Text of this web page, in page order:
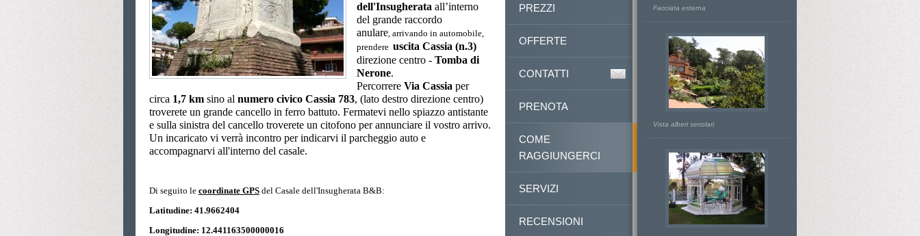
dell'Insugherata all’interno
del grande raccordo
anulare, arrivando in automobile,
prendere uscita Cassia (n.3)
direzione centro - Tomba di
Nerone.
Percorrere Via Cassia per
circa 1,7 km sino al numero civico Cassia 783, (lato destro direzione centro)
troverete un grande cancello in ferro battuto. Fermatevi nello spiazzo antistante
e sulla sinistra del cancello troverete un citofono per annunciare il vostro arrivo.
Un incaricato vi verrà incontro per indicarvi il parcheggio auto e
accompagnarvi all'interno del casale.
Di seguito le coordinate GPS del Casale dell'Insugherata B&B:
Latitudine: 41.9662404
Longitudine: 12.441163500000016
PREZZI
OFFERTE
CONTATTI
PRENOTA
COME
RAGGIUNGERCI
SERVIZI
RECENSIONI
Facciata esterna
Vista alberi secolari